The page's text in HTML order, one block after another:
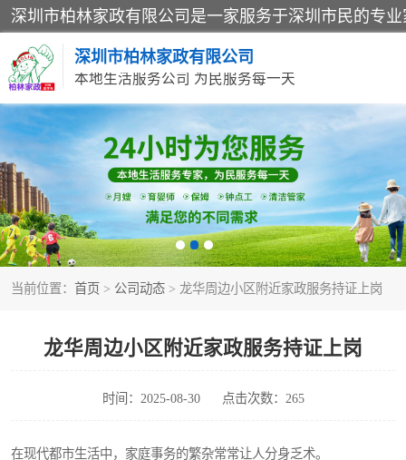
深圳市柏林家政有限公司
本地生活服务公司 为民服务每一天
当前位置： 首页 > 公司动态 > 龙华周边小区附近家政服务持证上岗
龙华周边小区附近家政服务持证上岗
时间：2025-08-30 点击次数：265
在现代都市生活中，家庭事务的繁杂常常让人分身乏术。
家居保洁
家庭保姆